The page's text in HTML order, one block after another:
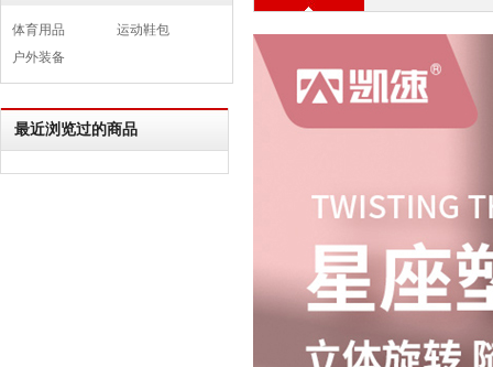
体育用品
运动鞋包
户外装备
最近浏览过的商品